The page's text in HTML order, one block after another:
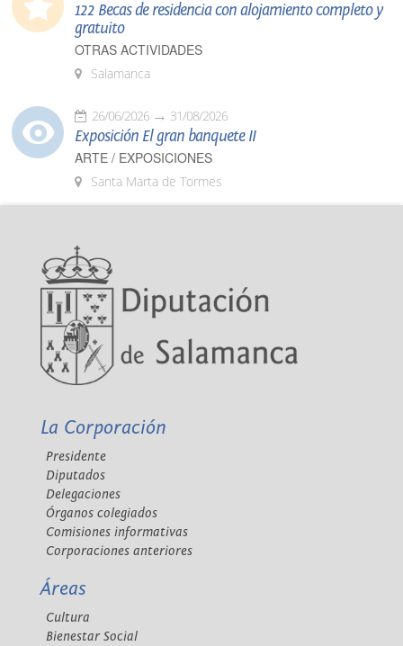
122 Becas de residencia con alojamiento completo y
gratuito
OTRAS ACTIVIDADES
Salamanca
26/06/2026 31/08/2026
Exposición El gran banquete II
ARTE / EXPOSICIONES
Santa Marta de Tormes
La Corporación
Presidente
Diputados
Delegaciones
Órganos colegiados
Comisiones informativas
Corporaciones anteriores
Áreas
Cultura
Bienestar Social